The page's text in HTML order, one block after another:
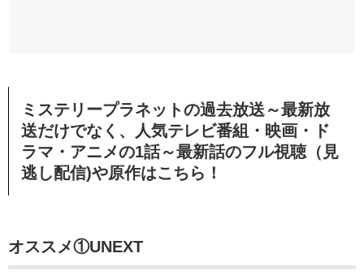
ミステリープラネットの過去放送～最新放
送だけでなく、人気テレビ番組・映画・ド
ラマ・アニメの1話～最新話のフル視聴（見
逃し配信)や原作はこちら！
オススメ①UNEXT